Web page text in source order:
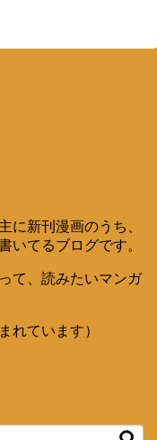
に新刊漫画のうち、
いてるブログです。
て、読みたいマンガ
れています）